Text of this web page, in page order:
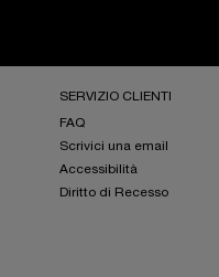
SERVIZIO CLIENTI
FAQ
Scrivici una email
Accessibilità
Diritto di Recesso